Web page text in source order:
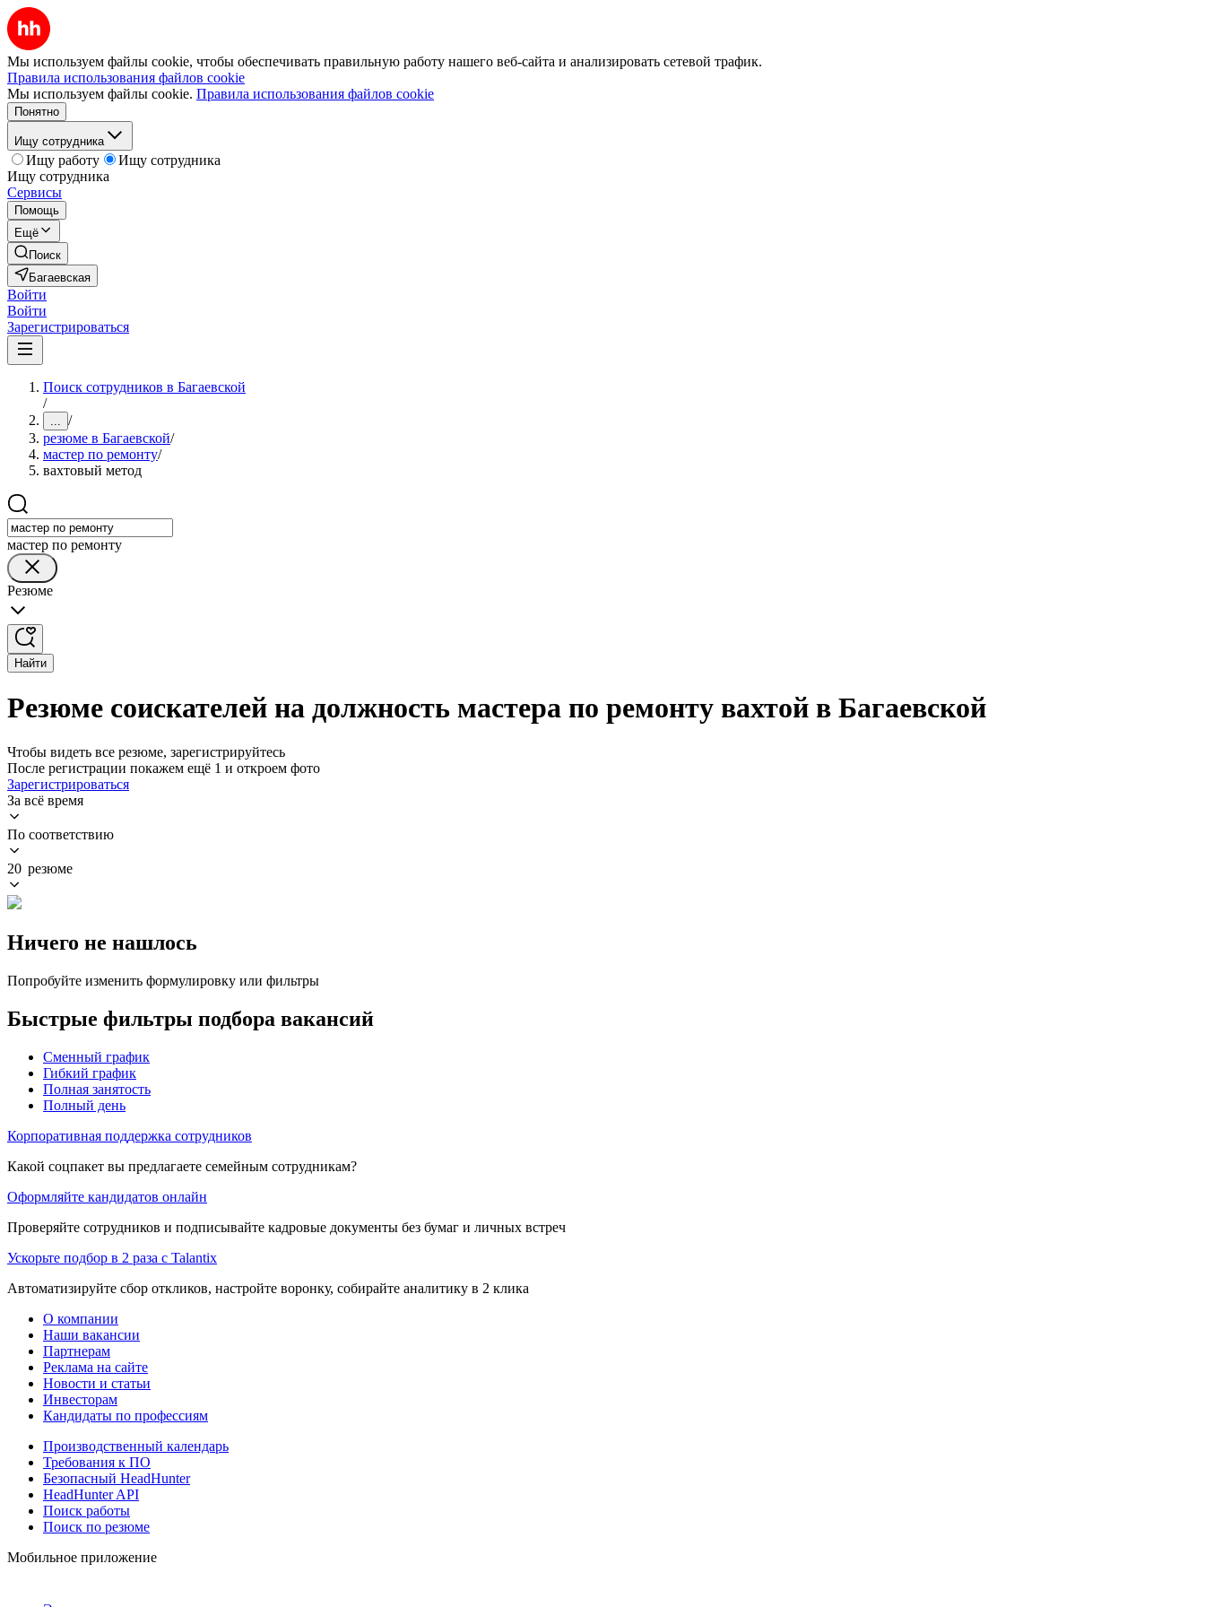
Мы используем файлы cookie, чтобы обеспечивать правильную работу нашего веб-сайта и анализировать сетевой трафик.
Правила использования файлов cookie
Мы используем файлы cookie. Правила использования файлов cookie
Понятно
Ищу сотрудника
Ищу работу
Ищу сотрудника
Ищу сотрудника
Сервисы
Помощь
Ещё
Поиск
Багаевская
Войти
Войти
Зарегистрироваться
Поиск сотрудников в Багаевской
/
... /
резюме в Багаевской/
мастер по ремонту/
вахтовый метод
мастер по ремонту
Резюме
Найти
Резюме соискателей на должность мастера по ремонту вахтой в Багаевской
Чтобы видеть все резюме, зарегистрируйтесь
После регистрации покажем ещё 1 и откроем фото
Зарегистрироваться
За всё время
По соответствию
20 резюме
Ничего не нашлось
Попробуйте изменить формулировку или фильтры
Быстрые фильтры подбора вакансий
Сменный график
Гибкий график
Полная занятость
Полный день
Корпоративная поддержка сотрудников
Какой соцпакет вы предлагаете семейным сотрудникам?
Оформляйте кандидатов онлайн
Проверяйте сотрудников и подписывайте кадровые документы без бумаг и личных встреч
Ускорьте подбор в 2 раза с Talantix
Автоматизируйте сбор откликов, настройте воронку, собирайте аналитику в 2 клика
О компании
Наши вакансии
Партнерам
Реклама на сайте
Новости и статьи
Инвесторам
Кандидаты по профессиям
Производственный календарь
Требования к ПО
Безопасный HeadHunter
HeadHunter API
Поиск работы
Поиск по резюме
Мобильное приложение